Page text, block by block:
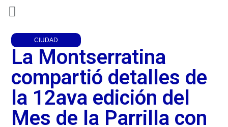
CIUDAD
La Montserratina
compartió detalles de
la 12ava edición del
Mes de la Parrilla con